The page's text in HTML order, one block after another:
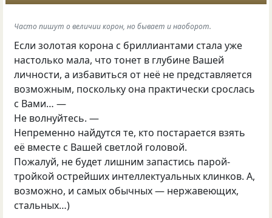
Часто пишут о величии корон, но бывает и наоборот.
Если золотая корона с бриллиантами стала уже
настолько мала, что тонет в глубине Вашей
личности, а избавиться от неё не представляется
возможным, поскольку она практически срослась
с Вами… —
Не волнуйтесь. —
Непременно найдутся те, кто постарается взять
её вместе с Вашей светлой головой.
Пожалуй, не будет лишним запастись парой-
тройкой острейших интеллектуальных клинков. А,
возможно, и самых обычных — нержавеющих,
стальных…)